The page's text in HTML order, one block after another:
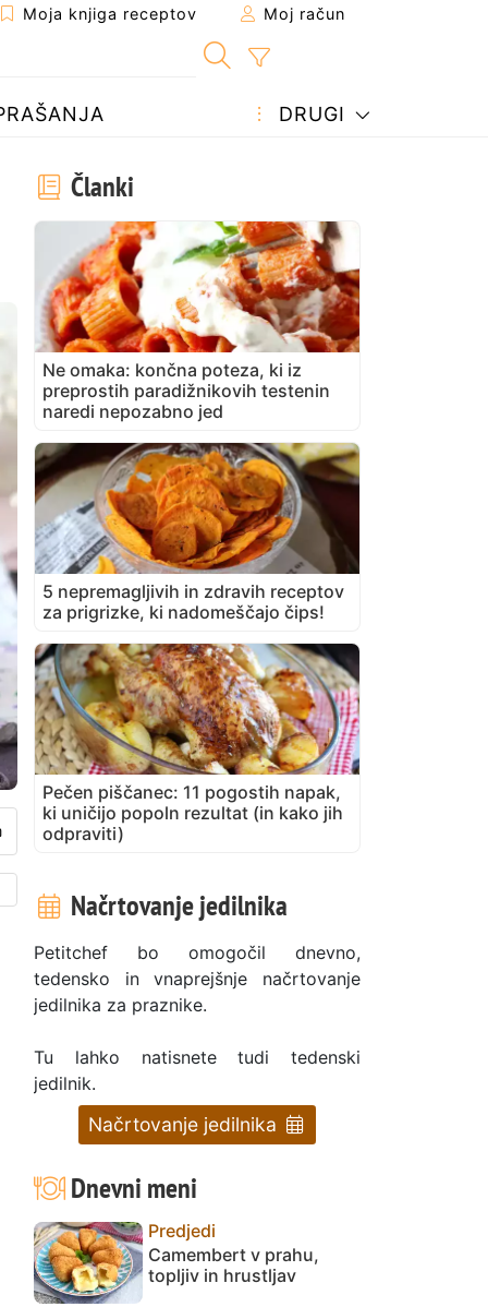
Moja knjiga receptov Moj račun
DRUGI
Članki
Ne omaka: končna poteza, ki iz
preprostih paradižnikovih testenin
naredi nepozabno jed
5 nepremagljivih in zdravih receptov
za prigrizke, ki nadomeščajo čips!
Pečen piščanec: 11 pogostih napak,
ki uničijo popoln rezultat (in kako jih
odpraviti)
Načrtovanje jedilnika
Petitchef bo omogočil dnevno,
tedensko in vnaprejšnje načrtovanje
jedilnika za praznike.
Tu lahko natisnete tudi tedenski
jedilnik.
Načrtovanje jedilnika
Dnevni meni
Predjedi
Camembert v prahu,
topljiv in hrustljav